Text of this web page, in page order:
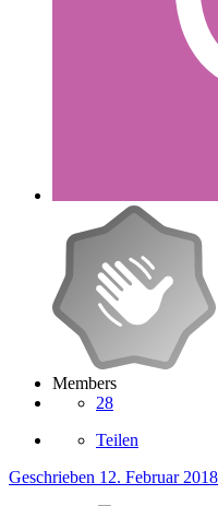
Members
28
Teilen
Geschrieben 12. Februar 2018